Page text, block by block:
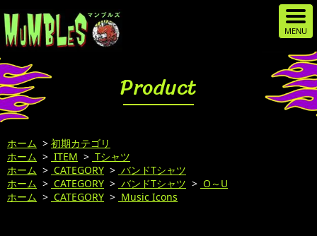
Product
ホーム > 初期カテゴリ
ホーム > ITEM > Tシャツ
ホーム > CATEGORY > バンドTシャツ
ホーム > CATEGORY > バンドTシャツ > O～U
ホーム > CATEGORY > Music Icons